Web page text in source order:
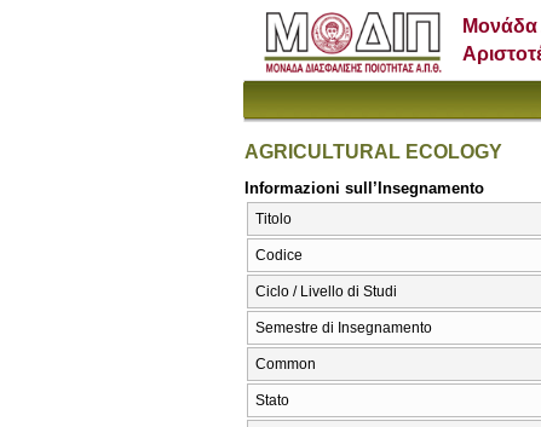
Μονάδα
AGRICULTURAL ECOLOGY
Informazioni sull’Insegnamento
Titolo
Codice
Ciclo / Livello di Studi
Semestre di Insegnamento
Common
Stato